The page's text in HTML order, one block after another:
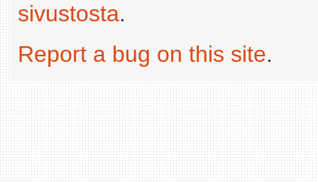
sivustosta.
Report a bug on this site.